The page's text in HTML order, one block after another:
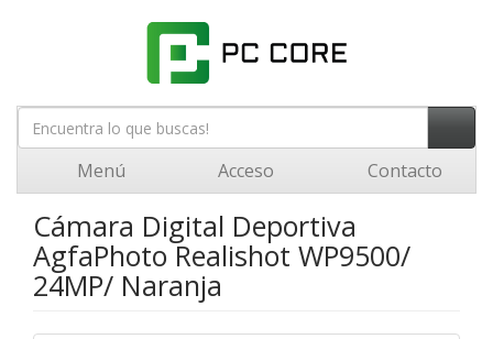
Menú Acceso Contacto
Cámara Digital Deportiva
AgfaPhoto Realishot WP9500/
24MP/ Naranja